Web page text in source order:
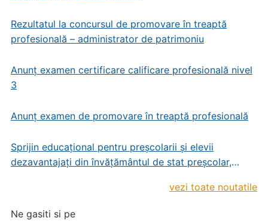
Rezultatul la concursul de promovare în treaptă
profesională – administrator de patrimoniu
Anunț examen certificare calificare profesională nivel
3
Anunț examen de promovare în treaptă profesională
Sprijin educațional pentru preșcolarii și elevii
dezavantajați din învățământul de stat preșcolar,
vezi toate noutatile
Ne gasiti si pe